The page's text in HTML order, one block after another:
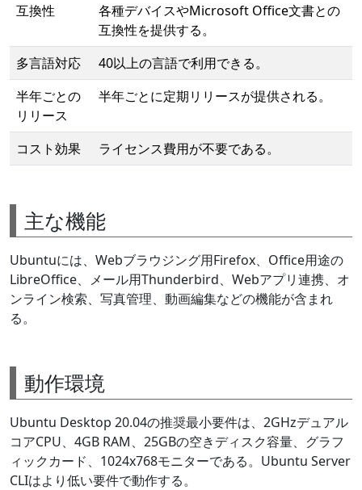
互換性
各種デバイスやMicrosoft Office文書との
互換性を提供する。
多言語対応
40以上の言語で利用できる。
半年ごとの
リリース
半年ごとに定期リリースが提供される。
コスト効果 ライセンス費用が不要である。
主な機能
Ubuntuには、Webブラウジング用Firefox、Office用途の
LibreOffice、メール用Thunderbird、Webアプリ連携、オ
ンライン検索、写真管理、動画編集などの機能が含まれ
る。
動作環境
Ubuntu Desktop 20.04の推奨最小要件は、2GHzデュアル
コアCPU、4GB RAM、25GBの空きディスク容量、グラフ
ィックカード、1024x768モニターである。Ubuntu Server
CLIはより低い要件で動作する。